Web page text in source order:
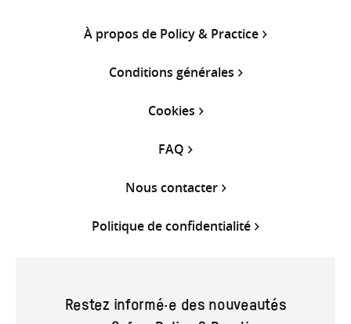
À propos de Policy & Practice
Conditions générales
Cookies
FAQ
Nous contacter
Politique de confidentialité
Restez informé·e des nouveautés